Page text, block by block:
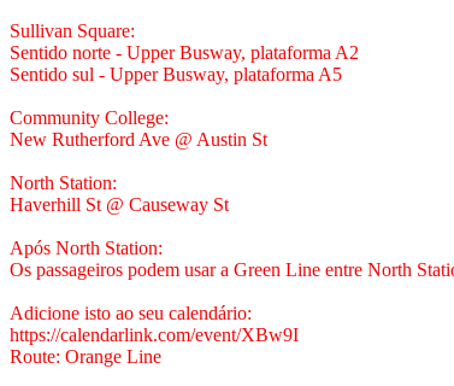
Sullivan Square:
Sentido norte - Upper Busway, plataforma A2​
Sentido sul - Upper Busway, plataforma A5​
Community College:
New Rutherford Ave @ Austin St
North Station:
Haverhill St @ Causeway St
Após North Station:
Os passageiros podem usar a Green Line entre North
Adicione isto ao seu calendário:
https://calendarlink.com/event/XBw9I
Route: Orange Line